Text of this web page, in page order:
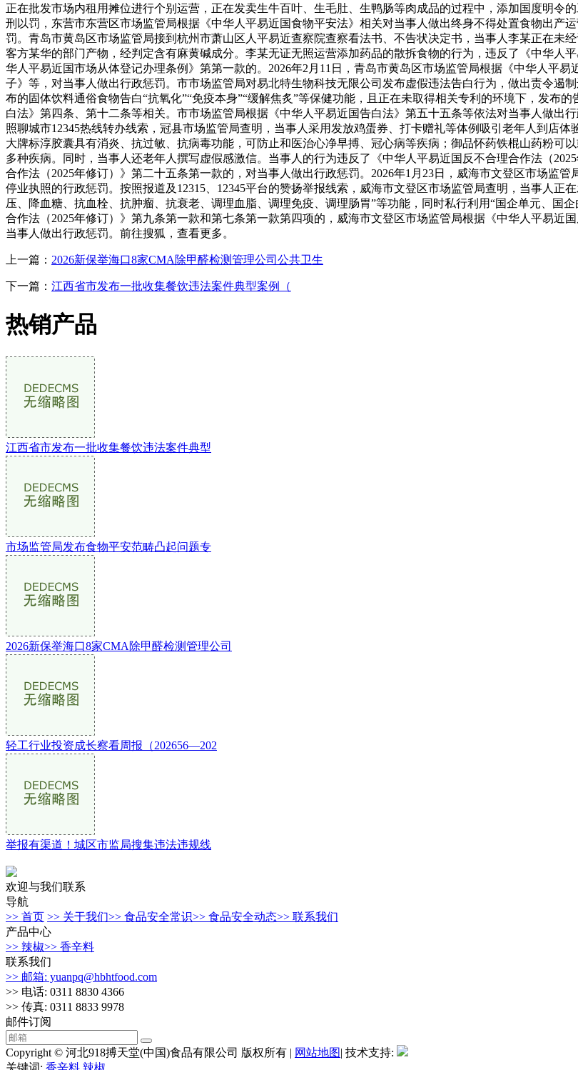
正在批发市场内租用摊位进行个别运营，正在发卖生牛百叶、生毛肚、生鸭肠等肉成品的过程中，添加国度明令
刑以罚，东营市东营区市场监管局根据《中华人平易近国食物平安法》相关对当事人做出终身不得处置食物出产
罚。青岛市黄岛区市场监管局接到杭州市萧山区人平易近查察院查察看法书、不告状决定书，当事人李某正在未
客方某华的部门产物，经判定含有麻黄碱成分。李某无证无照运营添加药品的散拆食物的行为，违反了《中华人
华人平易近国市场从体登记办理条例》第第一款的。2026年2月11日，青岛市黄岛区市场监管局根据《中华人平
子》等，对当事人做出行政惩罚。市市场监管局对易北特生物科技无限公司发布虚假违法告白行为，做出责令遏
布的固体饮料通俗食物告白“抗氧化”“免疫本身”“缓解焦炙”等保健功能，且正在未取得相关专利的环境下，发布
白法》第四条、第十二条等相关。市市场监管局根据《中华人平易近国告白法》第五十五条等依法对当事人做出
照聊城市12345热线转办线索，冠县市场监管局查明，当事人采用发放鸡蛋券、打卡赠礼等体例吸引老年人到店
大牌标淳胶囊具有消炎、抗过敏、抗病毒功能，可防止和医治心净早搏、冠心病等疾病；御品怀药铁棍山药粉可
多种疾病。同时，当事人还老年人撰写虚假感激信。当事人的行为违反了《中华人平易近国反不合理合作法（
合作法（2025年修订）》第二十五条第一款的，对当事人做出行政惩罚。2026年1月23日，威海市文登区市场监
停业执照的行政惩罚。按照报道及12315、12345平台的赞扬举报线索，威海市文登区市场监管局查明，当事人正
压、降血糖、抗血栓、抗肿瘤、抗衰老、调理血脂、调理免疫、调理肠胃”等功能，同时私行利用“国企单元、国
合作法（2025年修订）》第九条第一款和第七条第一款第四项的，威海市文登区市场监管局根据《中华人平易近
当事人做出行政惩罚。前往搜狐，查看更多。
上一篇： 2026新保举海口8家CMA除甲醛检测管理公司公共卫生
下一篇： 江西省市发布一批收集餐饮违法案件典型案例（
热销产品
江西省市发布一批收集餐饮违法案件典型
市场监管局发布食物平安范畴凸起问题专
2026新保举海口8家CMA除甲醛检测管理公司
轻工行业投资成长察看周报（202656—202
举报有渠道！城区市监局搜集违法违规线
欢迎与我们联系
导航
>> 首页 >> 关于我们>> 食品安全常识>> 食品安全动态>> 联系我们
产品中心
>> 辣椒>> 香辛料
联系我们
>> 邮箱: yuanpq@hbhtfood.com
>> 电话: 0311 8830 4366
>> 传真: 0311 8833 9978
邮件订阅
Copyright © 河北918搏天堂(中国)食品有限公司 版权所有 | 网站地图| 技术支持:
关键词: 香辛料 辣椒